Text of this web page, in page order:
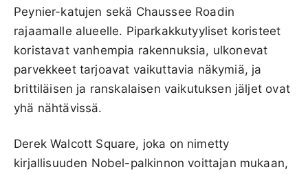
Peynier-katujen sekä Chaussee Roadin
rajaamalle alueelle. Piparkakkutyyliset koristeet
koristavat vanhempia rakennuksia, ulkonevat
parvekkeet tarjoavat vaikuttavia näkymiä, ja
brittiläisen ja ranskalaisen vaikutuksen jäljet ovat
yhä nähtävissä.
Derek Walcott Square, joka on nimetty
kirjallisuuden Nobel-palkinnon voittajan mukaan,